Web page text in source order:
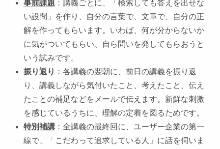
事前課題 ：講義ごとに、「検索しても答えを出せな
い設問」を作り、自分の言葉で、文章で、自分の正
解を作ってもらいます。いわば、何が分からないか
に気がついてもらい、自ら問いを発してもらおうと
いう試みです。
振り返り ：各講義の翌朝に、前日の講義を振り返
り、講義しながら気付いたこと、考えたこと、伝え
たことの補足などをメールで伝えます。新鮮な刺激
を感じているうちに、理解の定着を図るためです。
特別補講：全講義の最終回に、ユーザー企業の第一
線で、「こだわって追求している人」に話を伺いま